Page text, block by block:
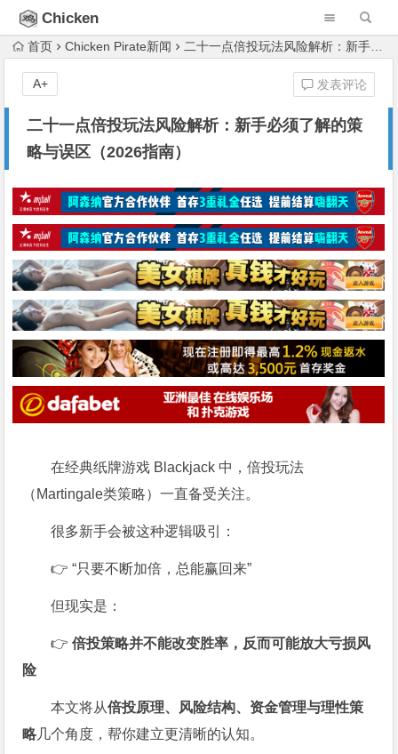
Chicken
Pirate
首页 Chicken Pirate新闻 二十一点倍投玩法风险解析：新手必须了解的策略与误区（2026指南）
二十一点倍投玩法风险解析：新手必须了解的策
略与误区（2026指南）
发表评论
A+
在经典纸牌游戏 Blackjack 中，倍投玩法
（Martingale类策略）一直备受关注。
很多新手会被这种逻辑吸引：
👉 “只要不断加倍，总能赢回来”
但现实是：
👉倍投策略并不能改变胜率，反而可能放大亏损风
险
本文将从倍投原理、风险结构、资金管理与理性策
略几个角度，帮你建立更清晰的认知。